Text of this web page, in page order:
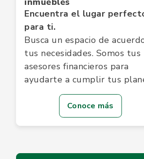
Encuentra el lugar
para ti.
Busca un espacio de
tus necesidades. Somos tus
asesores financieros para
ayudarte a cumplir tus
Conoce más